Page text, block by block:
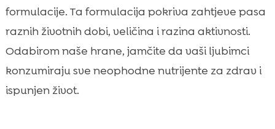
formulacije. Ta formulacija pokriva zahtjeve pasa
raznih životnih dobi, veličina i razina aktivnosti.
Odabirom naše hrane, jamčite da vaši ljubimci
konzumiraju sve neophodne nutrijente za zdrav i
ispunjen život.